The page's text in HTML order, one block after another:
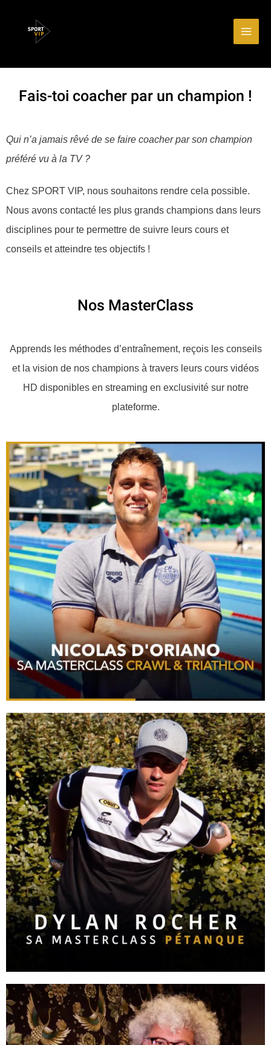
Fais-toi coacher par un champion !
Qui n’a jamais rêvé de se faire coacher par son champion
préféré vu à la TV ?
Chez SPORT VIP, nous souhaitons rendre cela possible.
Nous avons contacté les plus grands champions dans leurs
disciplines pour te permettre de suivre leurs cours et
conseils et atteindre tes objectifs !
Nos MasterClass
Apprends les méthodes d’entraînement, reçois les conseils
et la vision de nos champions à travers leurs cours vidéos
HD disponibles en streaming en exclusivité sur notre
plateforme.